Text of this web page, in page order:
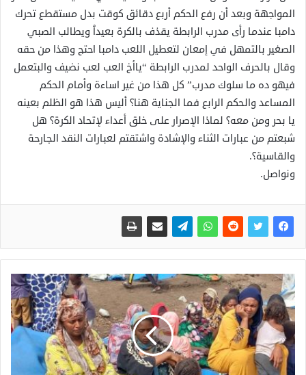
المواجهة وبعد أن رفع الحكم أربع دقائق كوقت بدل مستقطع تحرك
دامبا عندما رأى مدرب الرابطة يقذف بالكرة بعيدٱ ويطالب الصبي
الصغير بالتمهل في إمعان لتعطيل اللعب دامبا احتج وهذا من حقه
وقال بالحرف الواحد لمدرب الرابطة “ياأخ العب لعب نضيف والبتعمل
فيهو ده ما سلوك مدرب” كل هذا من غير اساءة وأمام الحكم
المساعد والحكم الرابع فما الجناية هنا؟ أليس هذا هو الظلم بعينه
يا بحر ومن معه؟ لماذا الإصرار على خلق أعداء لإتحاد الكرة؟ هل
شبعتم من عبارات الثناء والإشادة واشتقتم لعبارات النقد الجارحة
والقاسية؟.
ونواصل.